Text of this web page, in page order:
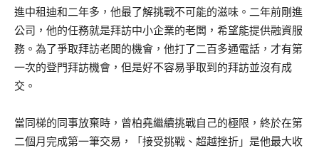
進中租迪和二年多，他最了解挑戰不可能的滋味。二年前剛進
公司，他的任務就是拜訪中小企業的老闆，希望能提供融資服
務。為了爭取拜訪老闆的機會，他打了二百多通電話，才有第
一次的登門拜訪機會，但是好不容易爭取到的拜訪並沒有成
交。
當同梯的同事放棄時，曾柏堯繼續挑戰自己的極限，終於在第
二個月完成第一筆交易，「接受挑戰、超越挫折」是他最大收